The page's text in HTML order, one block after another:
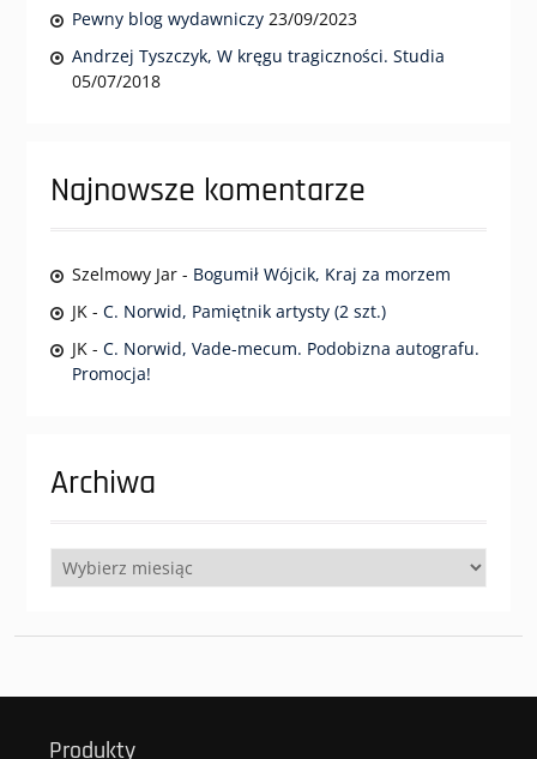
Pewny blog wydawniczy 23/09/2023
Andrzej Tyszczyk, W kręgu tragiczności. Studia
05/07/2018
Najnowsze komentarze
Szelmowy Jar- Bogumił Wójcik, Kraj za morzem
JK - C. Norwid, Pamiętnik artysty (2 szt.)
JK - C. Norwid, Vade-mecum. Podobizna autografu.
Promocja!
Archiwa
Archiwa
Produkty